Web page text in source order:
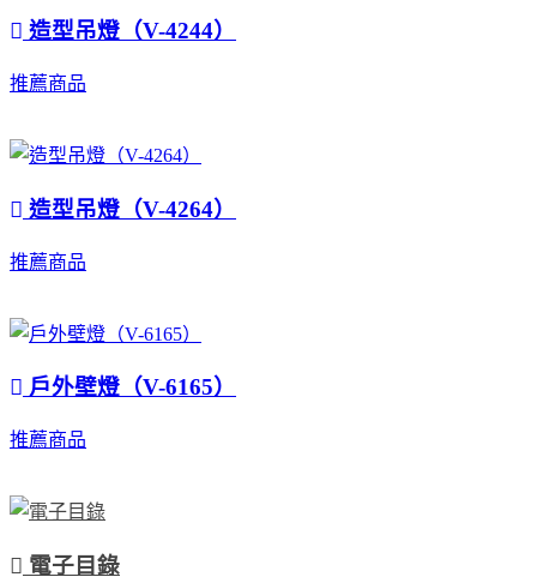
造型吊燈（V-4244）
推薦商品
造型吊燈（V-4264）
推薦商品
戶外壁燈（V-6165）
推薦商品
電子目錄